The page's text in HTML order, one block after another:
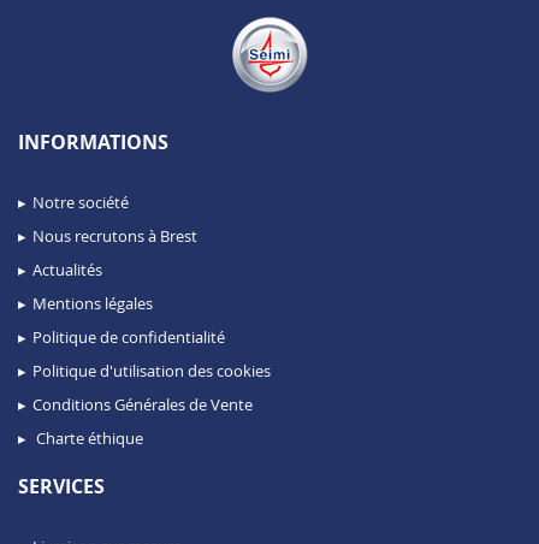
INFORMATIONS
Notre société
Nous recrutons à Brest
Actualités
Mentions légales
Politique de confidentialité
Politique d'utilisation des cookies
Conditions Générales de Vente
Charte éthique
SERVICES